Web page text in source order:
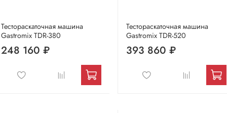
Тестораскаточная машина
Gastromix TDR-380
248 160 ₽
Тестораскаточная машина
Gastromix TDR-520
393 860 ₽